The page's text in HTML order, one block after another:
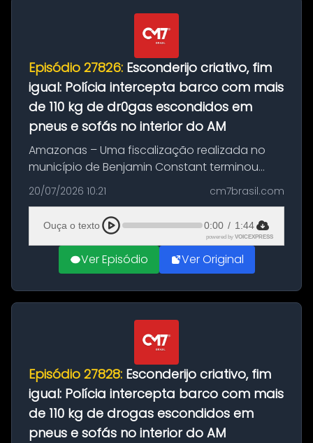
Episódio 27826: Esconderijo criativo, fim
igual: Polícia intercepta barco com mais
de 110 kg de dr0gas escondidos em
pneus e sofás no interior do AM
Amazonas – Uma fiscalização realizada no
município de Benjamin Constant terminou
com a apreensão de aproximadamente 115
quilos de entorpecentes em uma
embarcação atracada no porto da cidade. O
materia...
20/07/2026 10:21 cm7brasil.com
Ouça o texto 0:00 / 1:44
powered by VOICEXPRESS
Ver Episódio Ver Original
Episódio 27828: Esconderijo criativo, fim
igual: Polícia intercepta barco com mais
de 110 kg de drogas escondidos em
pneus e sofás no interior do AM